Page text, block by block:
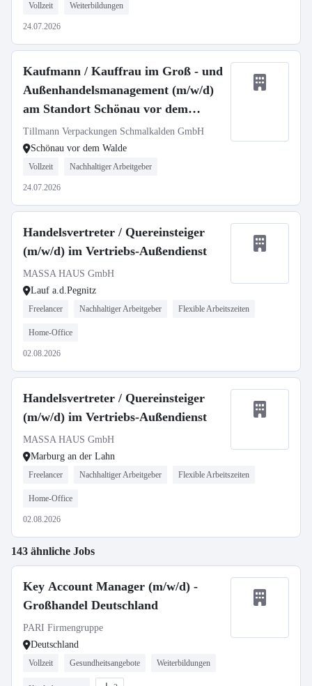
Vollzeit Weiterbildungen
24.07.2026
Kaufmann / Kauffrau im Groß - und
Außenhandelsmanagement (m/w/d)
am Standort Schönau vor dem
Walde
Tillmann Verpackungen Schmalkalden GmbH
Schönau vor dem Walde
Vollzeit Nachhaltiger Arbeitgeber
24.07.2026
Handelsvertreter / Quereinsteiger
(m/w/d) im Vertriebs-Außendienst
MASSA HAUS GmbH
Lauf a.d.Pegnitz
Freelancer Nachhaltiger Arbeitgeber Flexible Arbeitszeiten
Home-Office
02.08.2026
Handelsvertreter / Quereinsteiger
(m/w/d) im Vertriebs-Außendienst
MASSA HAUS GmbH
Marburg an der Lahn
Freelancer Nachhaltiger Arbeitgeber Flexible Arbeitszeiten
Home-Office
02.08.2026
143 ähnliche Jobs
Key Account Manager (m/w/d) -
Großhandel Deutschland
PARI Firmengruppe
Deutschland
Vollzeit Gesundheitsangebote Weiterbildungen